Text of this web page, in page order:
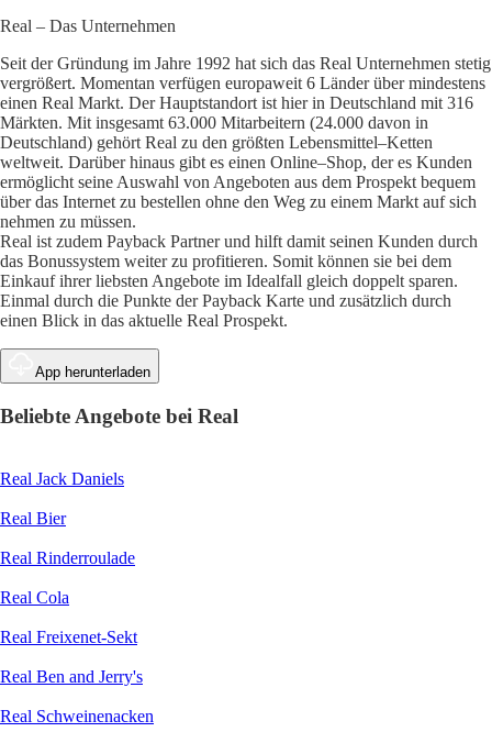
Real – Das Unternehmen
Seit der Gründung im Jahre 1992 hat sich das Real Unternehmen stetig
vergrößert. Momentan verfügen europaweit 6 Länder über mindestens
einen Real Markt. Der Hauptstandort ist hier in Deutschland mit 316
Märkten. Mit insgesamt 63.000 Mitarbeitern (24.000 davon in
Deutschland) gehört Real zu den größten Lebensmittel–Ketten
weltweit. Darüber hinaus gibt es einen Online–Shop, der es Kunden
ermöglicht seine Auswahl von Angeboten aus dem Prospekt bequem
über das Internet zu bestellen ohne den Weg zu einem Markt auf sich
nehmen zu müssen.
Real ist zudem Payback Partner und hilft damit seinen Kunden durch
das Bonussystem weiter zu profitieren. Somit können sie bei dem
Einkauf ihrer liebsten Angebote im Idealfall gleich doppelt sparen.
Einmal durch die Punkte der Payback Karte und zusätzlich durch
einen Blick in das aktuelle Real Prospekt.
App herunterladen
Beliebte Angebote bei Real
Real Jack Daniels
Real Bier
Real Rinderroulade
Real Cola
Real Freixenet-Sekt
Real Ben and Jerry's
Real Schweinenacken